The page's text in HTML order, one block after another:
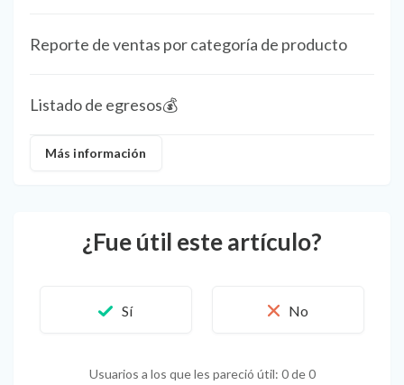
Reporte de ventas por categoría de producto
Listado de egresos💰
Más información
¿Fue útil este artículo?
Usuarios a los que les pareció útil: 0 de 0